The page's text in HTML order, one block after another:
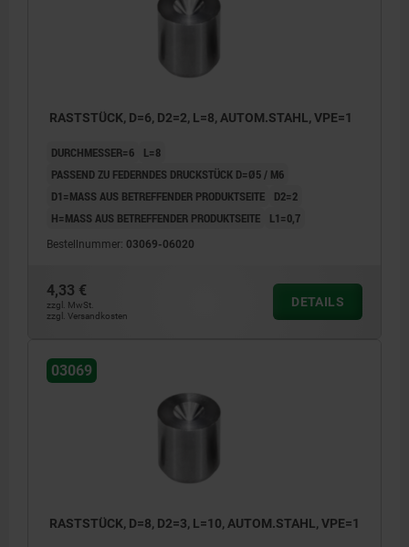
RASTSTÜCK, D=6, D2=2, L=8, AUTOM.STAHL, VPE=1
DURCHMESSER=6
L=8
PASSEND ZU FEDERNDES DRUCKSTÜCK D=Ø5 / M6
D1=MASS AUS BETREFFENDER PRODUKTSEITE
D2=2
H=MASS AUS BETREFFENDER PRODUKTSEITE
L1=0,7
Bestellnummer: 03069-06020
4,33 €
zzgl. MwSt.
zzgl. Versandkosten
DETAILS
03069
RASTSTÜCK, D=8, D2=3, L=10, AUTOM.STAHL, VPE=1